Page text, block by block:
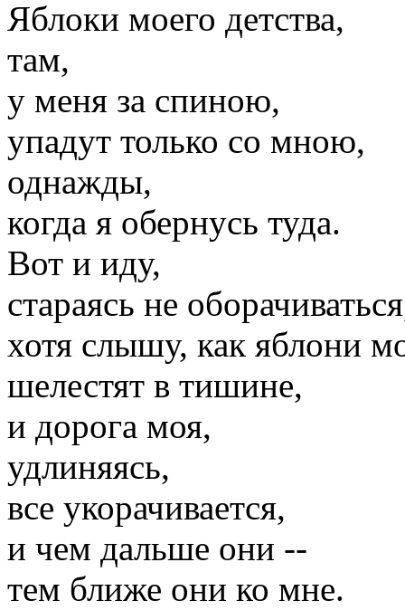
Яблоки моего детства,
там,
у меня за спиною,
упадут только со мною,
однажды,
когда я обернусь туда.
Вот и иду,
стараясь не
хотя слышу, как яблони
шелестят в тишине,
и дорога моя,
удлиняясь,
все укорачивается,
и чем дальше они --
тем ближе они ко мне.